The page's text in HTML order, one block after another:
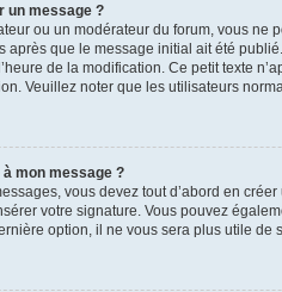
un message ?
ou un modérateur du forum, vous
que le message initial ait été
de la modification. Ce petit texte
Veuillez noter que les utilisateurs
mon message ?
vous devez tout d’abord en
votre signature. Vous pouvez
option, il ne vous sera plus utile